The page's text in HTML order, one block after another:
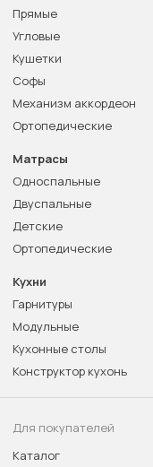
Прямые
Угловые
Кушетки
Софы
Механизм аккордеон
Ортопедические
Матрасы
Односпальные
Двуспальные
Детские
Ортопедические
Кухни
Гарнитуры
Модульные
Кухонные столы
Конструктор кухонь
Для покупателей
Каталог